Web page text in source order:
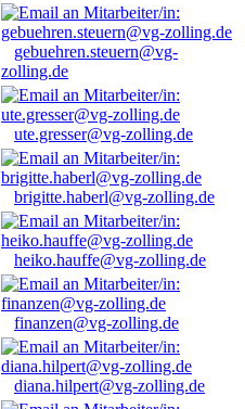
gebuehren.steuern@vg-
zolling.de
ute.gresser@vg-zolling.de
brigitte.haberl@vg-zolling.de
heiko.hauffe@vg-zolling.de
finanzen@vg-zolling.de
diana.hilpert@vg-zolling.de